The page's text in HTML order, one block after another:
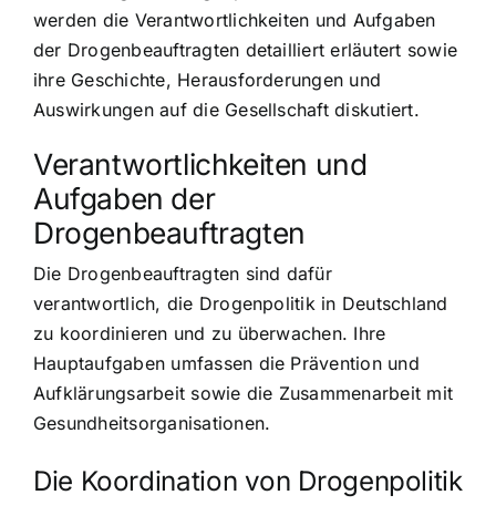
werden die Verantwortlichkeiten und Aufgaben
der Drogenbeauftragten detailliert erläutert sowie
ihre Geschichte, Herausforderungen und
Auswirkungen auf die Gesellschaft diskutiert.
Verantwortlichkeiten und
Aufgaben der
Drogenbeauftragten
Die Drogenbeauftragten sind dafür
verantwortlich, die Drogenpolitik in Deutschland
zu koordinieren und zu überwachen. Ihre
Hauptaufgaben umfassen die Prävention und
Aufklärungsarbeit sowie die Zusammenarbeit mit
Gesundheitsorganisationen.
Die Koordination von Drogenpolitik